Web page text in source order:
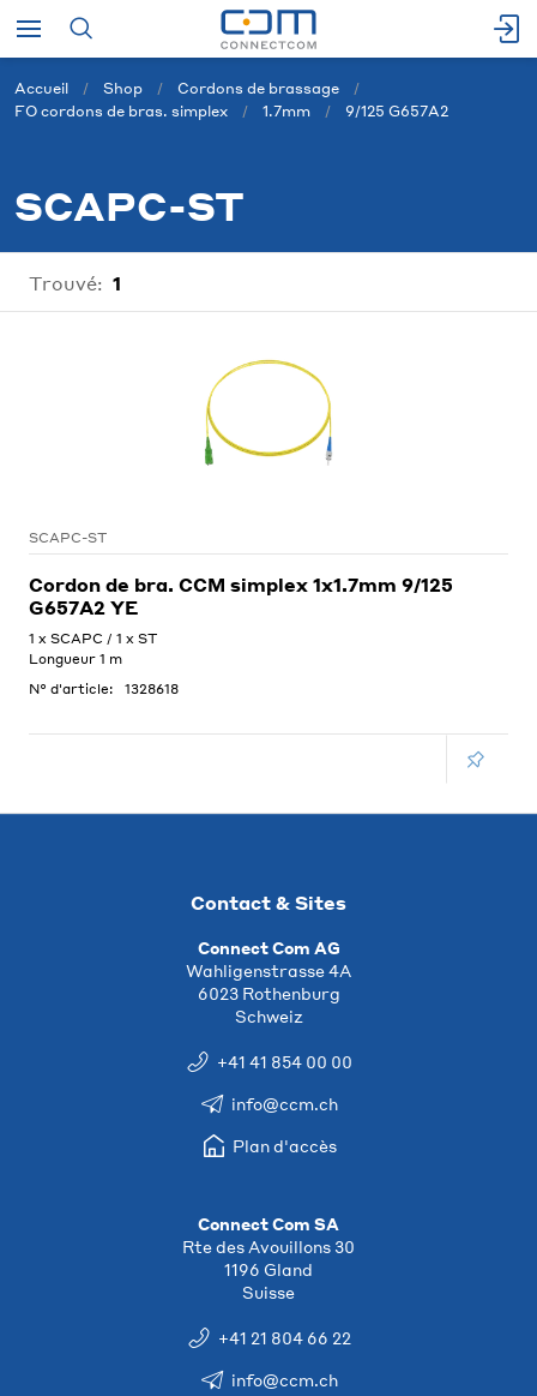
Accueil Shop
Cordons de brassage
FO cordons de bras. simplex
1.7mm 9/125 G657A2
SCAPC-ST
Trouvé: 1
SCAPC-ST
Cordon de bra. CCM simplex 1x1.7mm 9/125
G657A2 YE
1 x SCAPC / 1 x ST
Longueur 1 m
N° d'article:
1328618
Contact & Sites
Connect Com AG
Wahligenstrasse 4A
6023 Rothenburg
Schweiz
+41 41 854 00 00
info@ccm.ch
Plan d'accès
Connect Com SA
Rte des Avouillons 30
1196 Gland
Suisse
+41 21 804 66 22
info@ccm.ch